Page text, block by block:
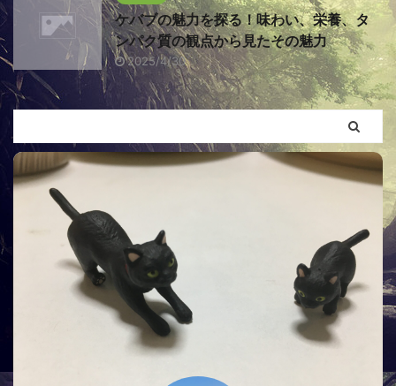
ケバブの魅力を探る！味わい、栄養、タ
ンパク質の観点から見たその魅力
2025/4/30